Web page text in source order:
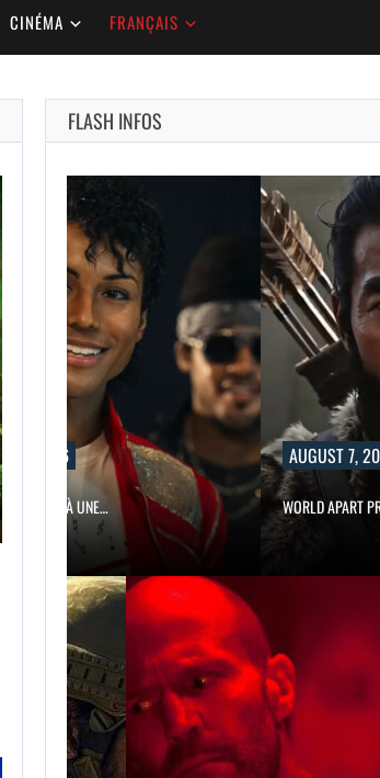
CINÉMA FRANÇAIS
FLASH INFOS
AUGUST 7, 2026
WORLD APART PROMET « PLUS…
DÉJÀ